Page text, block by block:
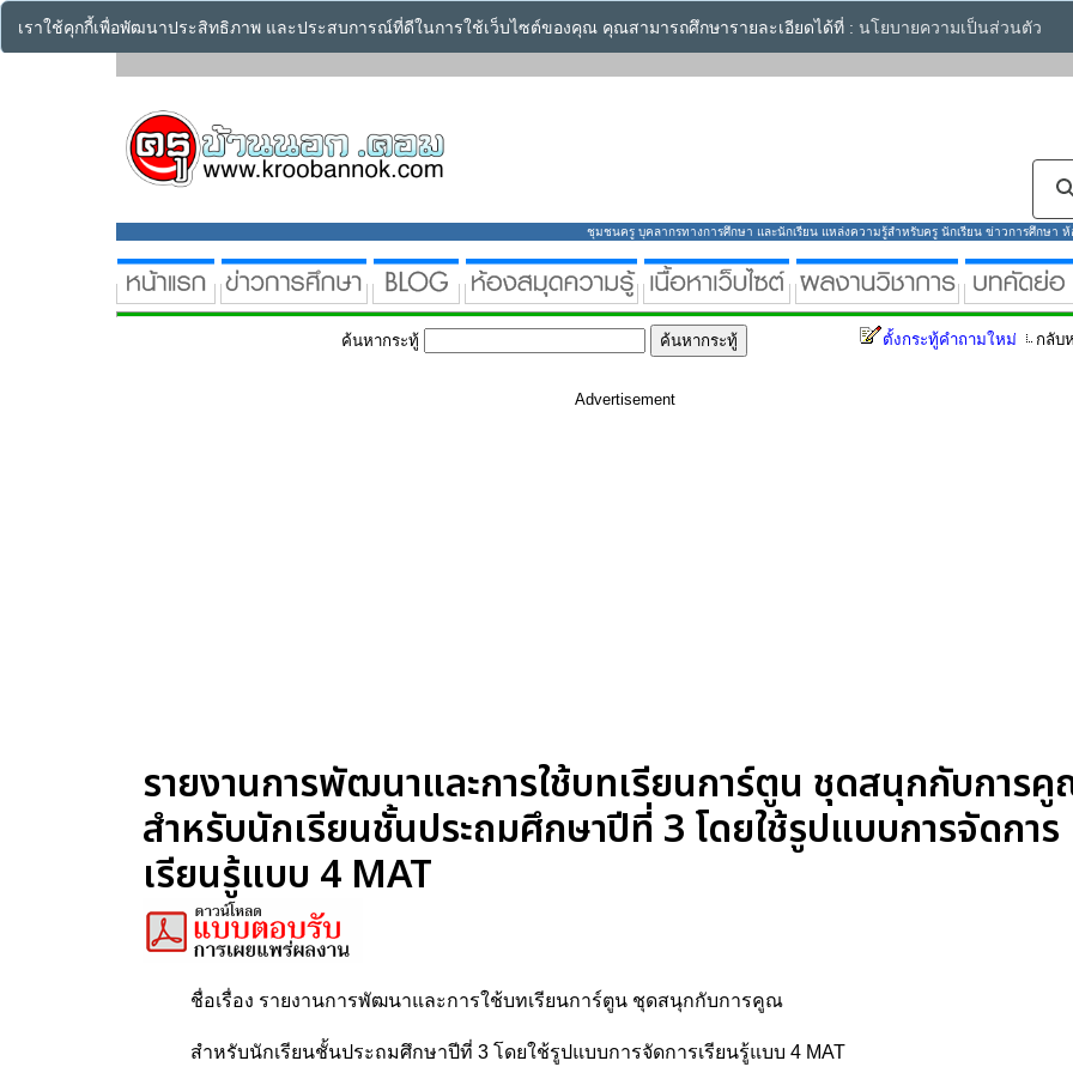
เราใช้คุกกี้เพื่อพัฒนาประสิทธิภาพ และประสบการณ์ที่ดีในการใช้เว็บไซต์ของคุณ คุณสามารถศึกษารายละเอียดได้ที่ : นโยบายความเป็นส่วนตัว
ชุมชนครู บุคลากรทางการศึกษา และนักเรียน แหล่งความรู้สำหรับครู นักเรียน ข่าวการศึกษา
ค้นหากระทู้ ตั้งกระทู้คำถามใหม่ กลับ
Advertisement
รายงานการพัฒนาและการใช้บทเรียนการ์ตูน ชุดสนุกกับการ
สำหรับนักเรียนชั้นประถมศึกษาปีที่ 3 โดยใช้รูปแบบการจัดการ
เรียนรู้แบบ 4 MAT
ชื่อเรื่อง รายงานการพัฒนาและการใช้บทเรียนการ์ตูน ชุดสนุกกับการคูณ
สำหรับนักเรียนชั้นประถมศึกษาปีที่ 3 โดยใช้รูปแบบการจัดการเรียนรู้แบบ 4 MAT